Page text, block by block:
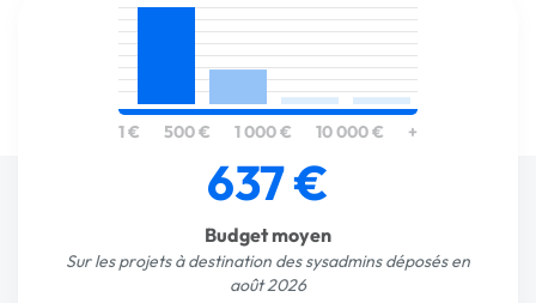
1 € 500 € 1 000 € 10 000 € +
637 €
Budget moyen
Sur les projets à destination des sysadmins déposés en
août 2026